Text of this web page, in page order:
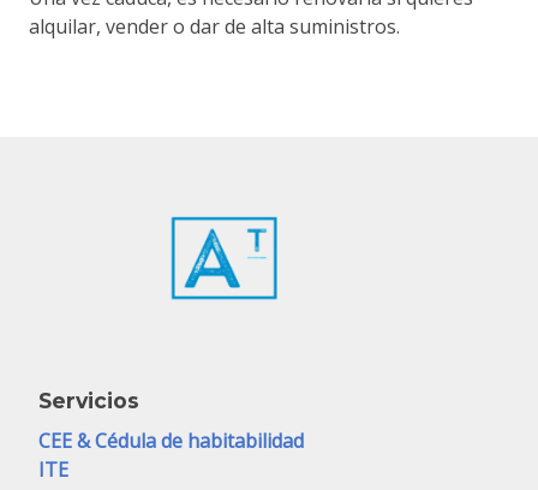
alquilar, vender o dar de alta suministros.
Servicios
CEE & Cédula de habitabilidad
ITE